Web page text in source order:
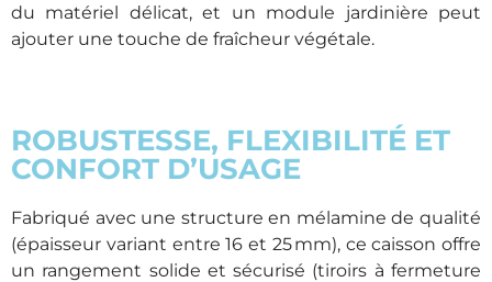
du matériel délicat, et un module jardinière peut
ajouter une touche de fraîcheur végétale.
ROBUSTESSE, FLEXIBILITÉ ET
CONFORT D’USAGE
Fabriqué avec une structure en mélamine de qualité
(épaisseur variant entre 16 et 25 mm), ce caisson offre
un rangement solide et sécurisé (tiroirs à fermeture